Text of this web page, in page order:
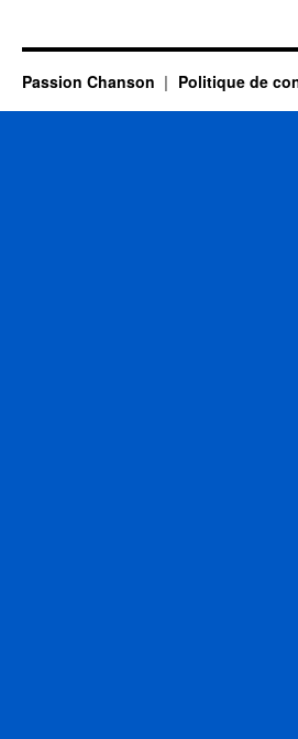
Passion Chanson Politique de